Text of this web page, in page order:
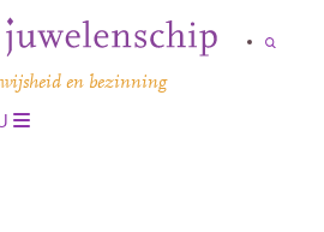
en bezinning